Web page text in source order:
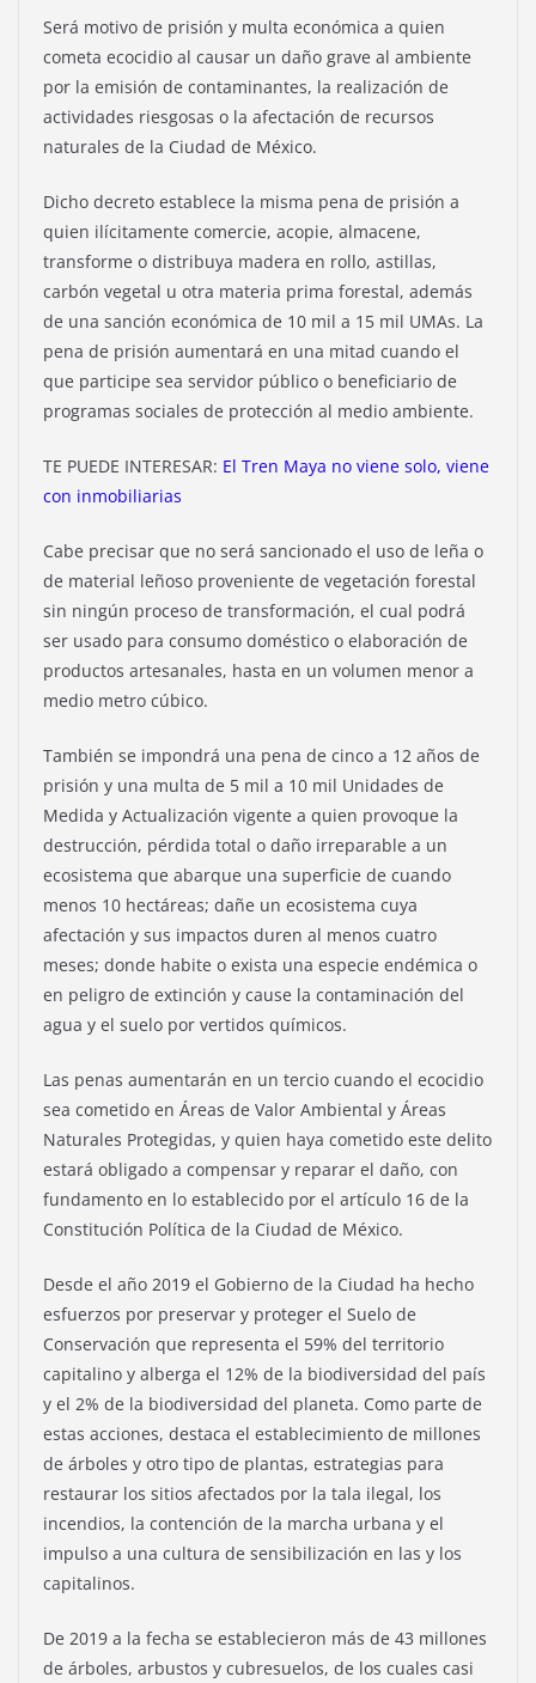
Será motivo de prisión y multa económica a quien
cometa ecocidio al causar un daño grave al ambiente
por la emisión de contaminantes, la realización de
actividades riesgosas o la afectación de recursos
naturales de la Ciudad de México.
Dicho decreto establece la misma pena de prisión a
quien ilícitamente comercie, acopie, almacene,
transforme o distribuya madera en rollo, astillas,
carbón vegetal u otra materia prima forestal, además
de una sanción económica de 10 mil a 15 mil UMAs. La
pena de prisión aumentará en una mitad cuando el
que participe sea servidor público o beneficiario de
programas sociales de protección al medio ambiente.
TE PUEDE INTERESAR: El Tren Maya no viene solo, viene
con inmobiliarias
Cabe precisar que no será sancionado el uso de leña o
de material leñoso proveniente de vegetación forestal
sin ningún proceso de transformación, el cual podrá
ser usado para consumo doméstico o elaboración de
productos artesanales, hasta en un volumen menor a
medio metro cúbico.
También se impondrá una pena de cinco a 12 años de
prisión y una multa de 5 mil a 10 mil Unidades de
Medida y Actualización vigente a quien provoque la
destrucción, pérdida total o daño irreparable a un
ecosistema que abarque una superficie de cuando
menos 10 hectáreas; dañe un ecosistema cuya
afectación y sus impactos duren al menos cuatro
meses; donde habite o exista una especie endémica o
en peligro de extinción y cause la contaminación del
agua y el suelo por vertidos químicos.
Las penas aumentarán en un tercio cuando el ecocidio
sea cometido en Áreas de Valor Ambiental y Áreas
Naturales Protegidas, y quien haya cometido este delito
estará obligado a compensar y reparar el daño, con
fundamento en lo establecido por el artículo 16 de la
Constitución Política de la Ciudad de México.
Desde el año 2019 el Gobierno de la Ciudad ha hecho
esfuerzos por preservar y proteger el Suelo de
Conservación que representa el 59% del territorio
capitalino y alberga el 12% de la biodiversidad del país
y el 2% de la biodiversidad del planeta. Como parte de
estas acciones, destaca el establecimiento de millones
de árboles y otro tipo de plantas, estrategias para
restaurar los sitios afectados por la tala ilegal, los
incendios, la contención de la marcha urbana y el
impulso a una cultura de sensibilización en las y los
capitalinos.
De 2019 a la fecha se establecieron más de 43 millones
de árboles, arbustos y cubresuelos, de los cuales casi